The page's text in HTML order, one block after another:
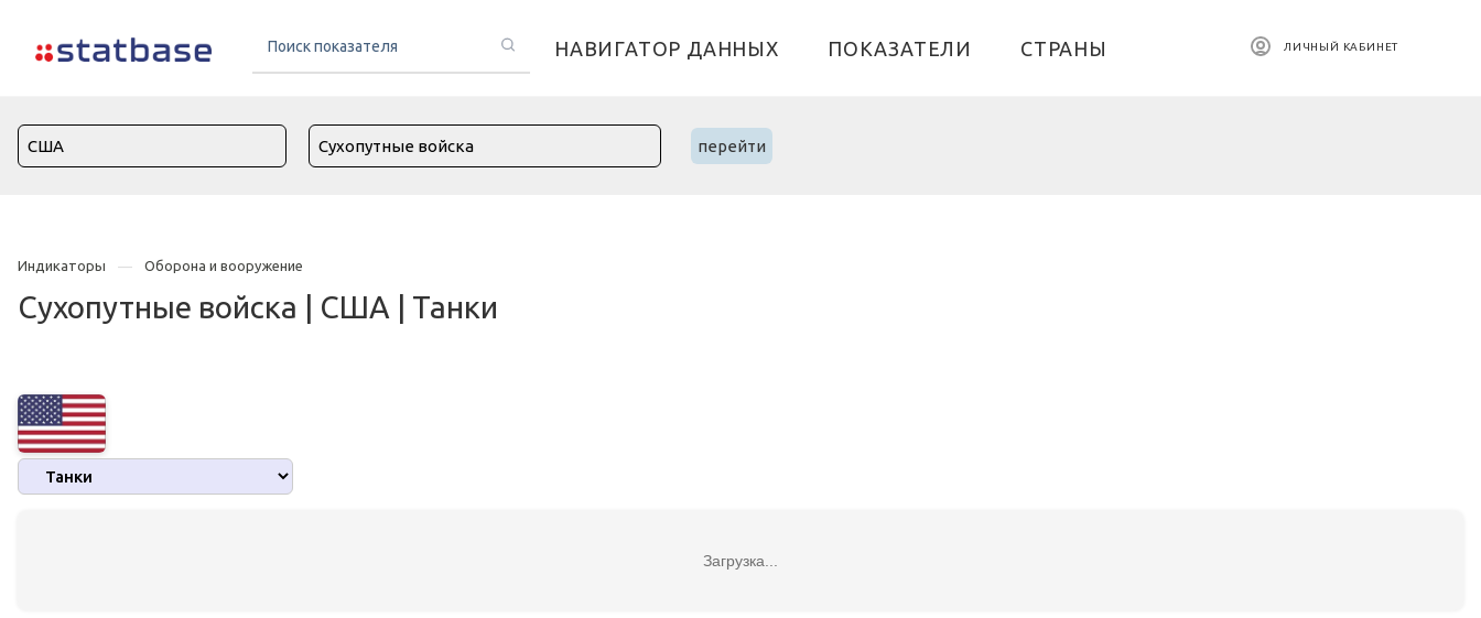
НАВИГАТОР ДАННЫХ ПОКАЗАТЕЛИ СТРАНЫ ЛИЧНЫЙ КАБИНЕТ
перейти
Индикаторы Оборона и вооружение
Сухопутные войска | США | Танки
Загрузка...